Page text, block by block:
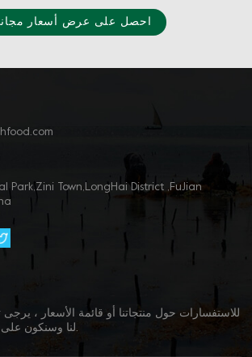
احصل على عرض أسعار
Park,Zini Town,LongHai District ,FuJian
للاستفسارات حول منتجاتنا أو قائمة الأسعار ،
لنا وسنكون على اتصال خلال 24 ساعة.